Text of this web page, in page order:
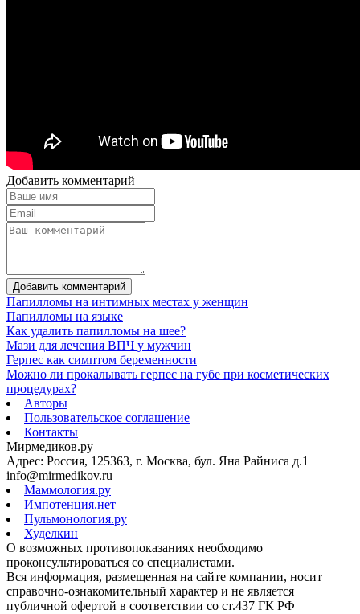
Добавить комментарий
Добавить комментарий
Папилломы на интимных местах у женщин
Папилломы на языке
Как удалить папилломы на шее?
Мази для лечения ВПЧ у мужчин
Герпес как симптом беременности
Можно ли прокалывать герпес на губе при косметических
процедурах?
Авторы
Пользовательское соглашение
Контакты
Мирмедиков.ру
Адрес: Россия, 125363, г. Москва, бул. Яна Райниса д.1
info@mirmedikov.ru
Маммология.ру
Импотенция.нет
Пульмонология.ру
Худелкин
О возможных противопоказаниях необходимо
проконсультироваться со специалистами.
Вся информация, размещенная на сайте компании, носит
справочно-ознакомительный характер и не является
публичной офертой в соответствии со ст.437 ГК РФ